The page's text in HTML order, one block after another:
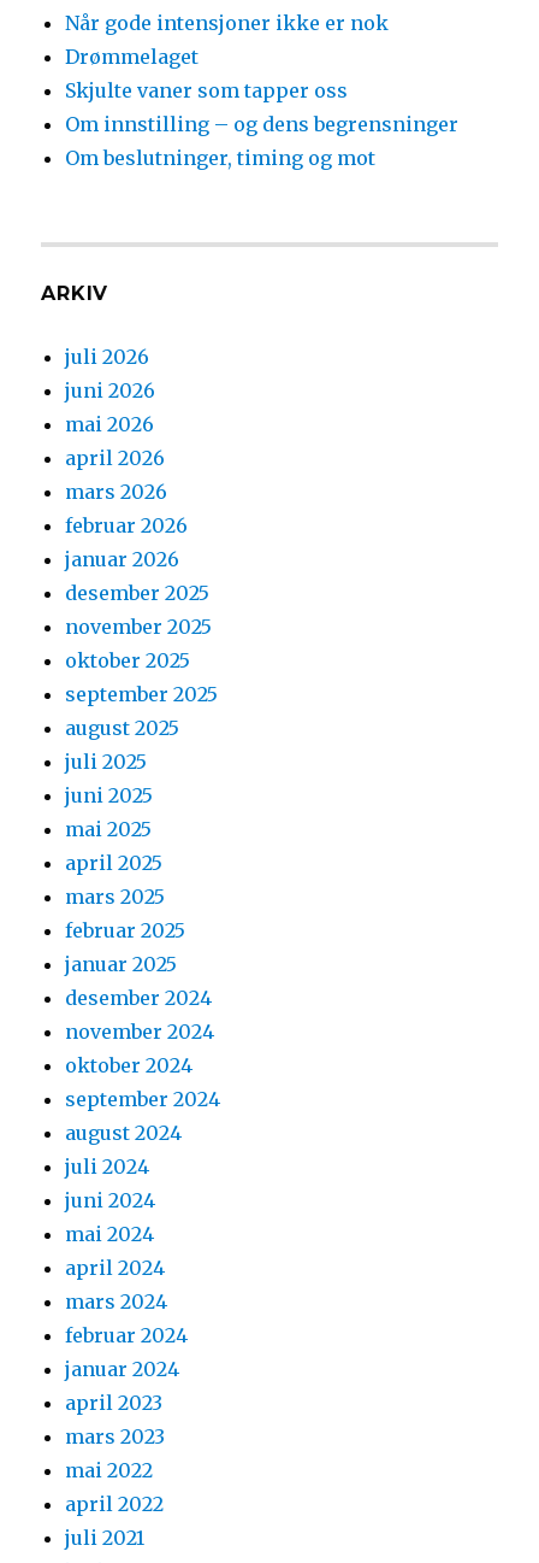
Når gode intensjoner ikke er nok
Drømmelaget
Skjulte vaner som tapper oss
Om innstilling – og dens begrensninger
Om beslutninger, timing og mot
ARKIV
juli 2026
juni 2026
mai 2026
april 2026
mars 2026
februar 2026
januar 2026
desember 2025
november 2025
oktober 2025
september 2025
august 2025
juli 2025
juni 2025
mai 2025
april 2025
mars 2025
februar 2025
januar 2025
desember 2024
november 2024
oktober 2024
september 2024
august 2024
juli 2024
juni 2024
mai 2024
april 2024
mars 2024
februar 2024
januar 2024
april 2023
mars 2023
mai 2022
april 2022
juli 2021